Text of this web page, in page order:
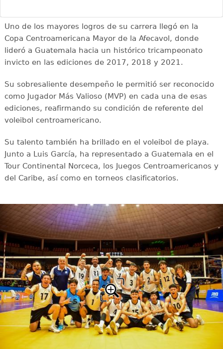
Uno de los mayores logros de su carrera llegó en la
Copa Centroamericana Mayor de la Afecavol, donde
lideró a Guatemala hacia un histórico tricampeonato
invicto en las ediciones de 2017, 2018 y 2021.
Su sobresaliente desempeño le permitió ser reconocido
como Jugador Más Valioso (MVP) en cada una de esas
ediciones, reafirmando su condición de referente del
voleibol centroamericano.
Su talento también ha brillado en el voleibol de playa.
Junto a Luis García, ha representado a Guatemala en el
Tour Continental Norceca, los Juegos Centroamericanos y
del Caribe, así como en torneos clasificatorios.